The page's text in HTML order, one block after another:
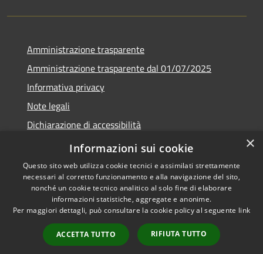
Amministrazione trasparente
Amministrazione trasparente dal 01/07/2025
Informativa privacy
Note legali
Dichiarazione di accessibilità
Whistleblowing
Accessibilità
Copyright © 2026 • Comune di
Melito Irpino • Powered by
Municipium•
Accesso
redazione
×
Informazioni sui cookie
Questo sito web utilizza cookie tecnici e assimilati strettamente
necessari al corretto funzionamento e alla navigazione del sito,
nonché un cookie tecnico analitico al solo fine di elaborare
informazioni statistiche, aggregate e anonime.
Per maggiori dettagli, può consultare la cookie policy al seguente link
ACCETTA TUTTO RIFIUTA TUTTO